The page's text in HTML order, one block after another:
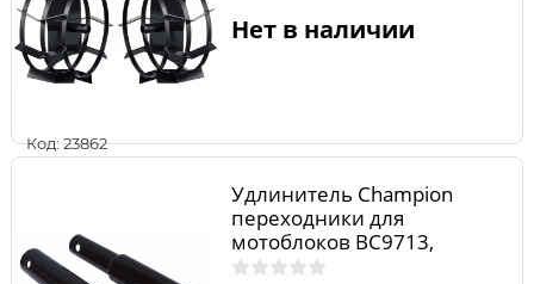
Код: 23862
Нет в наличии
Удлинитель Champion
переходники для
мотоблоков BC9713,
ВС9714 (240/24) (2 шт)